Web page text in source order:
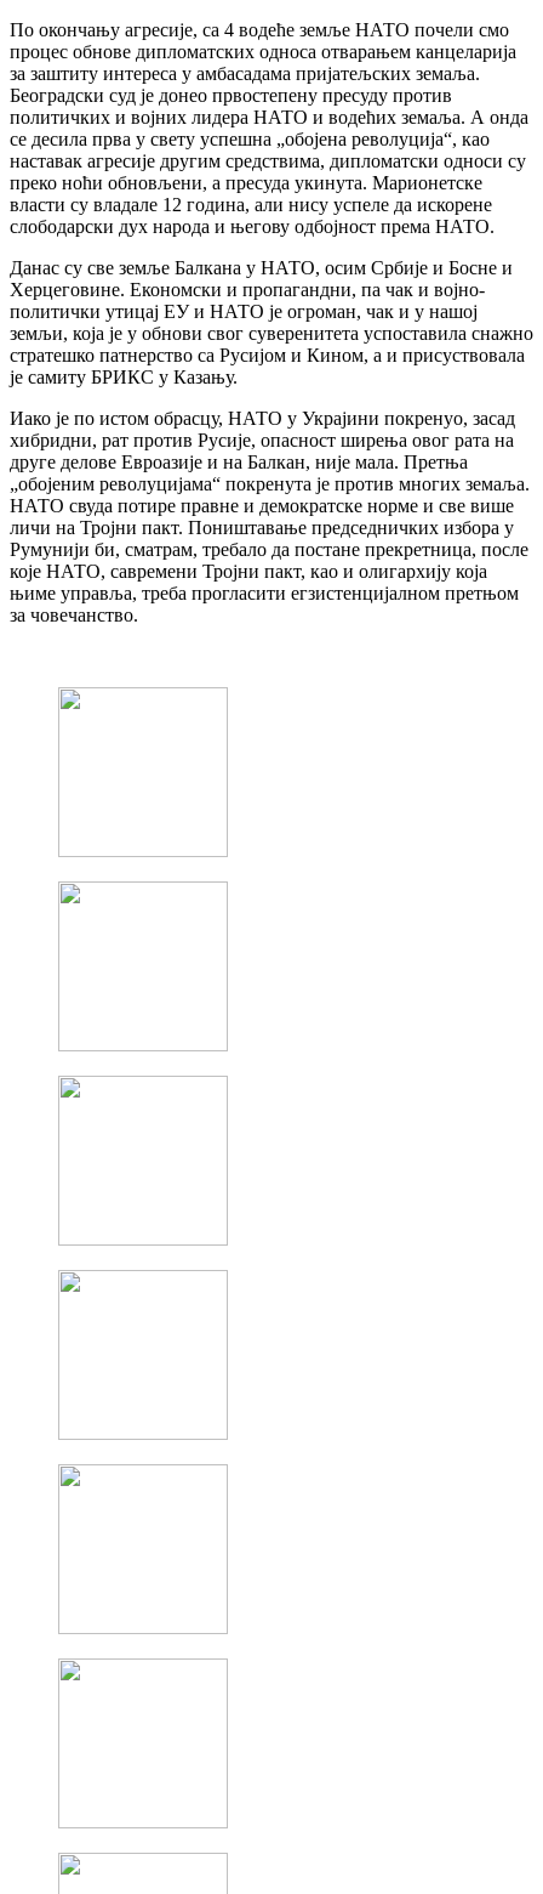
По окончању агресије, са 4 водеће земље НАТО почели смо
процес обнове дипломатских односа отварањем канцеларија
за заштиту интереса у амбасадама пријатељских земаља.
Београдски суд је донео првостепену пресуду против
политичких и војних лидера НАТО и водећих земаља. А онда
се десила прва у свету успешна „обојена револуција“, као
наставак агресије другим средствима, дипломатски односи су
преко ноћи обновљени, а пресуда укинута. Марионетске
власти су владале 12 година, али нису успеле да искорене
слободарски дух народа и његову одбојност према НАТО.
Данас су све земље Балкана у НАТО, осим Србије и Босне и
Херцеговине. Економски и пропагандни, па чак и војно-
политички утицај ЕУ и НАТО је огроман, чак и у нашој
земљи, која је у обнови свог суверенитета успоставила снажно
стратешко патнерство са Русијом и Кином, а и присуствовала
је самиту БРИКС у Казању.
Иако је по истом обрасцу, НАТО у Украјини покренуо, засад
хибридни, рат против Русије, опасност ширења овог рата на
друге делове Евроазије и на Балкан, није мала. Претња
„обојеним револуцијама“ покренута је против многих земаља.
НАТО свуда потире правне и демократске норме и све више
личи на Тројни пакт. Поништавање председничких избора у
Румунији би, сматрам, требало да постане прекретница, после
које НАТО, савремени Тројни пакт, као и олигархију која
њиме управља, треба прогласити егзистенцијалном претњом
за човечанство.